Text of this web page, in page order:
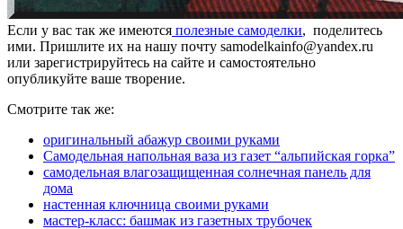
Если у вас так же имеются полезные самоделки, поделитесь
ими. Пришлите их на нашу почту samodelkainfo@yandex.ru
или зарегистрируйтесь на сайте и самостоятельно
опубликуйте ваше творение.
Смотрите так же:
оригинальный абажур своими руками
Самодельная напольная ваза из газет “альпийская горка”
самодельная влагозащищенная солнечная панель для
дома
настенная ключница своими руками
мастер-класс: башмак из газетных трубочек